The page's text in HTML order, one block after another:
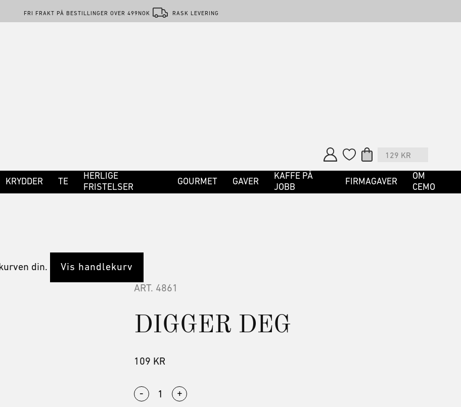
FRI FRAKT PÅ BESTILLINGER OVER 499NOK RASK LEVERING
129 KR
KRYDDER TE
HERLIGE
FRISTELSER
GOURMET GAVER
KAFFE PÅ
JOBB
FIRMAGAVER
OM
CEMO
din. Vis handlekurv
ART. 4861
DIGGER DEG
109 KR
- +